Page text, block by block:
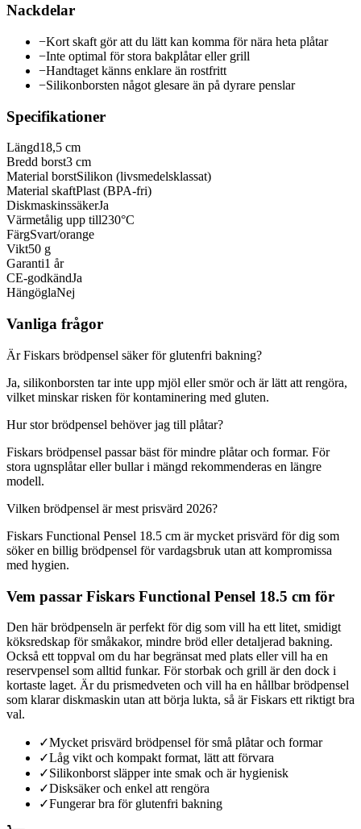
Nackdelar
−Kort skaft gör att du lätt kan komma för nära heta plåtar
−Inte optimal för stora bakplåtar eller grill
−Handtaget känns enklare än rostfritt
−Silikonborsten något glesare än på dyrare penslar
Specifikationer
Längd18,5 cm
Bredd borst3 cm
Material borstSilikon (livsmedelsklassat)
Material skaftPlast (BPA-fri)
DiskmaskinssäkerJa
Värmetålig upp till230°C
FärgSvart/orange
Vikt50 g
Garanti1 år
CE-godkändJa
HängöglaNej
Vanliga frågor
Är Fiskars brödpensel säker för glutenfri bakning?
Ja, silikonborsten tar inte upp mjöl eller smör och är lätt att rengöra,
vilket minskar risken för kontaminering med gluten.
Hur stor brödpensel behöver jag till plåtar?
Fiskars brödpensel passar bäst för mindre plåtar och formar. För
stora ugnsplåtar eller bullar i mängd rekommenderas en längre
modell.
Vilken brödpensel är mest prisvärd 2026?
Fiskars Functional Pensel 18.5 cm är mycket prisvärd för dig som
söker en billig brödpensel för vardagsbruk utan att kompromissa
med hygien.
Vem passar Fiskars Functional Pensel 18.5 cm för
Den här brödpenseln är perfekt för dig som vill ha ett litet, smidigt
köksredskap för småkakor, mindre bröd eller detaljerad bakning.
Också ett toppval om du har begränsat med plats eller vill ha en
reservpensel som alltid funkar. För storbak och grill är den dock i
kortaste laget. Är du prismedveten och vill ha en hållbar brödpensel
som klarar diskmaskin utan att börja lukta, så är Fiskars ett riktigt bra
val.
✓Mycket prisvärd brödpensel för små plåtar och formar
✓Låg vikt och kompakt format, lätt att förvara
✓Silikonborst släpper inte smak och är hygienisk
✓Disksäker och enkel att rengöra
✓Fungerar bra för glutenfri bakning